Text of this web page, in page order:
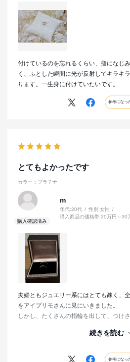
付けているのを忘れるくらい、指になじ
く、ふとした瞬間に光が反射してキラキ
ります。一生身に付けていたいです。
参考になっ
とてもよかったです
カラー：プラチナ
m
年代:20代 性別:女性
購入商品の価格帯:20万円～30
夫婦ともジュエリー系にはとても疎く、
をアイプリモさんに見にいきました。
しかし、たくさんの指輪を出して、つけ
ょっと、、と思っていましたが、ダイヤ
続きを読む
参考になっ